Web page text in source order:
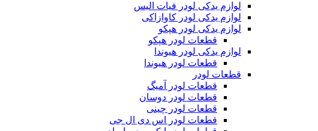
لوازم یدکی لودر فیات الیس
لوازم یدکی لودر کاوازاکی
لوازم یدکی لودر هپکو
قطعات لودر هپکو
لوازم یدکی لودر هیوندا
قطعات لودر هیوندا
قطعات لودر
قطعات لودر آمیگ
قطعات لودر دوسان
قطعات لودر چینی
قطعات لودر اس دی ال جی